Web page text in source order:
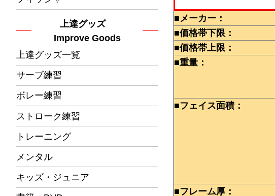
上達グッズ
Improve Goods
上達グッズ一覧
サーブ練習
ボレー練習
ストローク練習
トレーニング
メンタル
キッズ・ジュニア
■メーカー：
■価格帯下限：
■価格帯上限：
■重量：
■フェイス面積：
■フレーム厚：